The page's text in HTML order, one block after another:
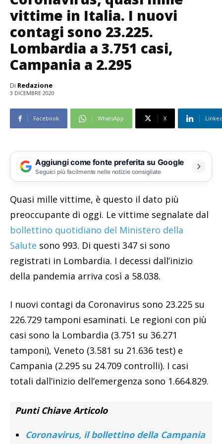
vittime in Italia. I nuovi
contagi sono 23.225.
Lombardia a 3.751 casi,
Campania a 2.295
Di Redazione
3 DICEMBRE 2020
Facebook WhatsApp X
Aggiungi come fonte preferita su Google
Seguici più facilmente nelle notizie consigliate
Quasi mille vittime, è questo il dato più
preoccupante di oggi. Le vittime segnalate dal
bollettino quotidiano del Ministero della
Salute sono 993. Di questi 347 si sono
registrati in Lombardia. I decessi dall’inizio
della pandemia arriva così a 58.038.
I nuovi contagi da Coronavirus sono 23.225 su
226.729 tamponi esaminati. Le regioni con più
casi sono la Lombardia (3.751 su 36.271
tamponi), Veneto (3.581 su 21.636 test) e
Campania (2.295 su 24.709 controlli). I casi
totali dall’inizio dell’emergenza sono 1.664.829.
Punti Chiave Articolo
Coronavirus, il bollettino della Campania